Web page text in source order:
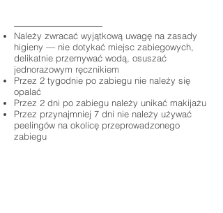
Należy zwracać wyjątkową uwagę na zasady
higieny — nie dotykać miejsc zabiegowych,
delikatnie przemywać wodą, osuszać
jednorazowym ręcznikiem
Przez 2 tygodnie po zabiegu nie należy się
opalać
Przez 2 dni po zabiegu należy unikać makijażu
Przez przynajmniej 7 dni nie należy używać
peelingów na okolicę przeprowadzonego
zabiegu